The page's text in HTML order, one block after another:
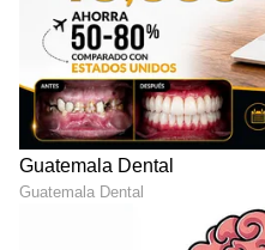
DOWNLOAD APP
RECOMMENDED STORIES